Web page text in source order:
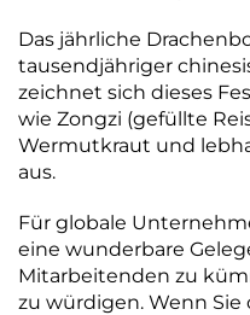
Das jährliche
tausendjähriger
zeichnet sich dieses
wie Zongzi (gefüllte
Wermutkraut und
aus.
Für globale
eine wunderbare
Mitarbeitenden zu
zu würdigen. Wenn Sie